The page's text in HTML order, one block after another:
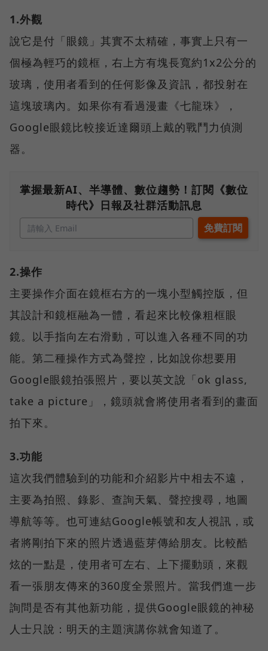
1.外觀
說它是付「眼鏡」其實不太精確，事實上只有一
個極為輕巧的鏡框，右上方有塊長寬約1x2公分的
玻璃，使用者看到的任何影像及資訊，都投射在
這塊玻璃內。如果你有看過漫畫《七龍珠》，
Google眼鏡比較接近達爾頭上戴的戰鬥力偵測
器。
掌握最新AI、半導體、數位趨勢！訂閱《數位
時代》日報及社群活動訊息
2.操作
主要操作介面在鏡框右方的一塊小型觸控版，但
其設計和鏡框融為一體，看起來比較像粗框眼
鏡。以手指向左右滑動，可以進入各種不同的功
能。第二種操作方式為聲控，比如說你想要用
Google眼鏡拍張照片，要以英文說「ok glass,
take a picture」，鏡頭就會將使用者看到的畫面
拍下來。
3.功能
這次我們體驗到的功能和介紹影片中相去不遠，
主要為拍照、錄影、查詢天氣、聲控搜尋，地圖
導航等等。也可連結Google帳號和友人視訊，或
者將剛拍下來的照片透過藍芽傳給朋友。比較酷
炫的一點是，使用者可左右、上下擺動頭，來觀
看一張朋友傳來的360度全景照片。當我們進一步
詢問是否有其他新功能，提供Google眼鏡的神秘
人士只說：明天的主題演講你就會知道了。